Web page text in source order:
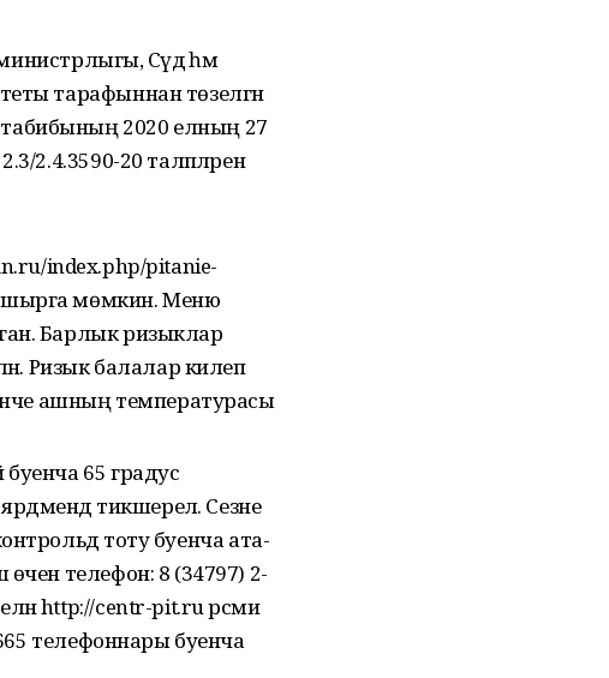
Сәүдә һәм
тарафыннан төзелгән
2020 елның 27
2.4.3590-20 таләпләренә
index.php/pitanie-
мөмкин. Меню
Барлык ризыклар
Ризык балалар килеп
ашның температурасы
65 градус
тикшерелә. Сезне
тоту буенча ата-
телефон: 8 (34797) 2-
http://centr-pit.ru рәсми
телефоннары буенча